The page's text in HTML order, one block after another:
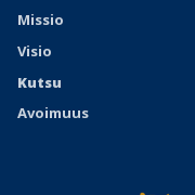
Missio
Visio
Kutsu
Avoimuus